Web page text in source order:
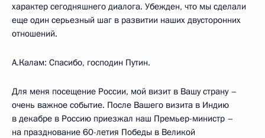
характер сегодняшнего диалога. Убежден, что мы сделали
еще один серьезный шаг в развитии наших двусторонних
отношений.
А.Калам: Спасибо, господин Путин.
Для меня посещение России, мой визит в Вашу страну –
очень важное событие. После Вашего визита в Индию
в декабре в Россию приезжал наш Премьер-министр –
на празднование 60-летия Победы в Великой